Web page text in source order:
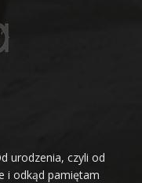
urodzenia, czyli od
i odkąd pamiętam